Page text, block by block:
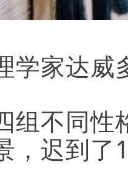
学家达威
组不同性
，迟到了